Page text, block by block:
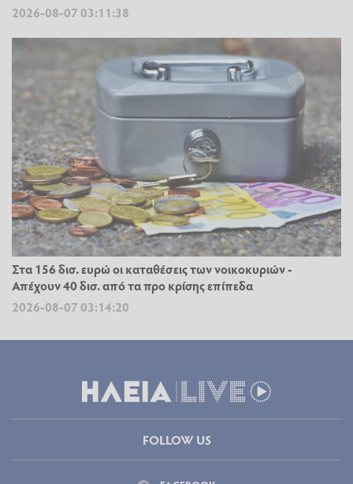
2026-08-07 03:11:38
Στα 156 δισ. ευρώ οι καταθέσεις των νοικοκυριών -
Απέχουν 40 δισ. από τα προ κρίσης επίπεδα
2026-08-07 03:14:20
FOLLOW US